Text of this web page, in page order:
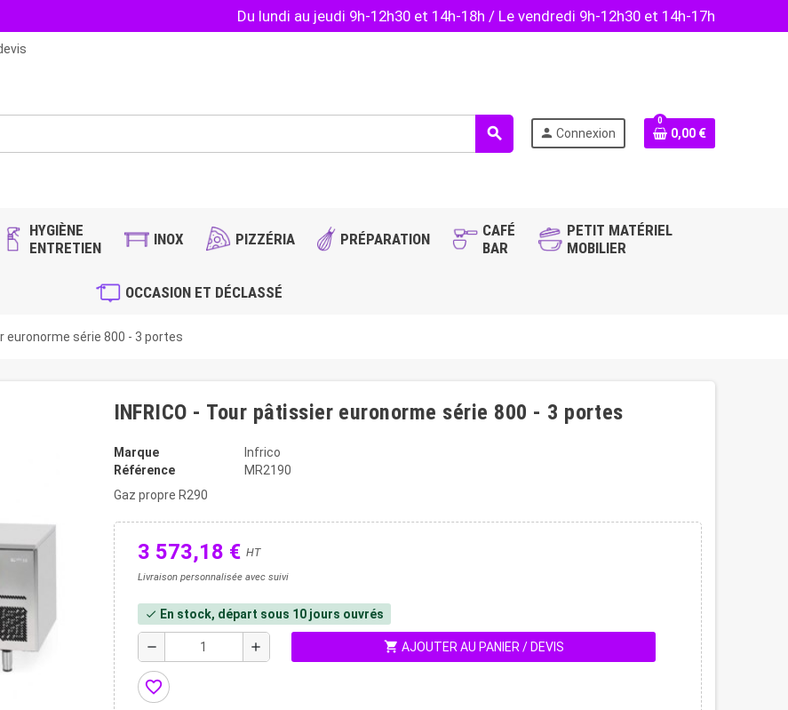
Du lundi au jeudi 9h-12h30 et 14h-18h / Le vendredi 9h-12h30 et 14h-17h
search person Connexion
0
0,00 €
HYGIÈNE
ENTRETIEN
INOX PIZZÉRIA PRÉPARATION
CAFÉ
BAR
PETIT MATÉRIEL
MOBILIER
OCCASION ET DÉCLASSÉ
euronorme série 800 - 3 portes
INFRICO - Tour pâtissier euronorme série 800 - 3 portes
Marque
Infrico
Référence
MR2190
Gaz propre R290
3 573,18 € HT
Livraison personnalisée avec suivi
check En stock, départ sous 10 jours ouvrés
remove add shopping_cart AJOUTER AU PANIER / DEVIS
favorite_border